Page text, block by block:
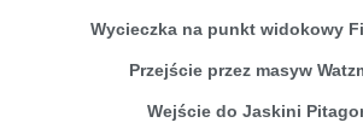
Wycieczka na punkt widokowy
Przejście przez masyw
Wejście do Jaskini